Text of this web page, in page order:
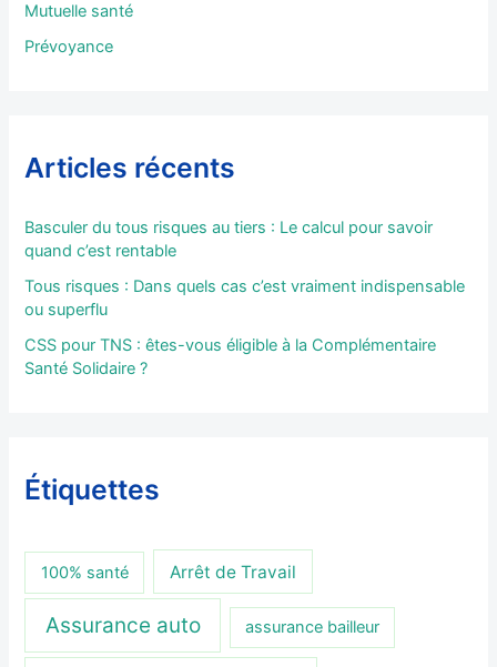
Mutuelle santé
Prévoyance
Articles récents
Basculer du tous risques au tiers : Le calcul pour savoir
quand c’est rentable
Tous risques : Dans quels cas c’est vraiment indispensable
ou superflu
CSS pour TNS : êtes-vous éligible à la Complémentaire
Santé Solidaire ?
Étiquettes
100% santé Arrêt de Travail
Assurance auto assurance bailleur